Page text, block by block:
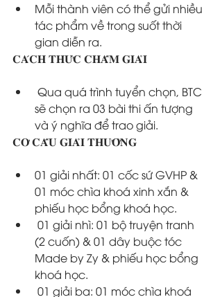
Mỗi thành viên có thể gửi nhiều
tác phẩm về trong suốt thời
gian diễn ra.
𝐂𝐀́𝐂𝐇 𝐓𝐇𝐔̛́𝐂 𝐂𝐇𝐀̂́𝐌 𝐆𝐈𝐀̉𝐈
sẽ chọn ra 03 bài thi ấn tượng
và ý nghĩa để trao giải.
𝐂𝐎̛ 𝐂𝐀̂́𝐔 𝐆𝐈𝐀̉𝐈 𝐓𝐇𝐔̛𝐎̛̉𝐍𝐆
01 giải nhất: 01 cốc sứ GVHP &
01 móc chìa khoá xinh xắn &
phiếu học bổng khoá học.
(2 cuốn) & 01 dây buộc tóc
Made by Zy & phiếu học bổng
khoá học.